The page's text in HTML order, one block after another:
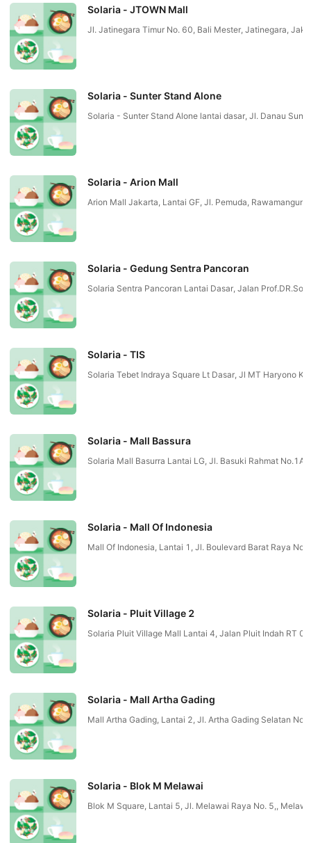
Solaria - JTOWN Mall
Jl. Jatinegara Timur No. 60, Bali Mester, Jatinegara,
Solaria - Sunter Stand Alone
Solaria - Sunter Stand Alone lantai dasar, Jl. Danau
Solaria - Arion Mall
Arion Mall Jakarta, Lantai GF, Jl. Pemuda,
Solaria - Gedung Sentra Pancoran
Solaria Sentra Pancoran Lantai Dasar, Jalan
Solaria - TIS
Solaria Tebet Indraya Square Lt Dasar, Jl MT Haryono
Solaria - Mall Bassura
Solaria Mall Basurra Lantai LG, Jl. Basuki Rahmat
Solaria - Mall Of Indonesia
Mall Of Indonesia, Lantai 1, Jl. Boulevard Barat Raya
Solaria - Pluit Village 2
Solaria Pluit Village Mall Lantai 4, Jalan Pluit Indah RT
Solaria - Mall Artha Gading
Mall Artha Gading, Lantai 2, Jl. Artha Gading Selatan
Solaria - Blok M Melawai
Blok M Square, Lantai 5, Jl. Melawai Raya No. 5,,